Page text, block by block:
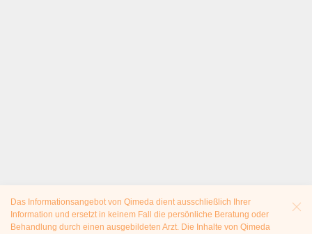
Das Informationsangebot von Qimeda dient ausschließlich Ihrer
Information und ersetzt in keinem Fall die persönliche Beratung oder
Behandlung durch einen ausgebildeten Arzt. Die Inhalte von Qimeda